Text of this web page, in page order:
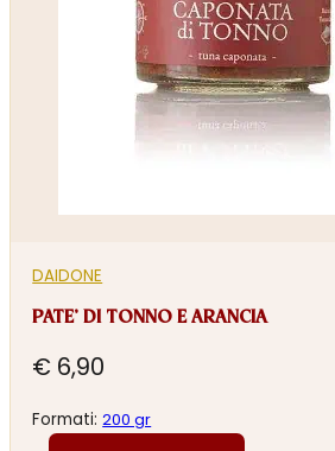
DAIDONE
PATE’ DI TONNO E ARANCIA
€ 6,90
Formati:200 gr